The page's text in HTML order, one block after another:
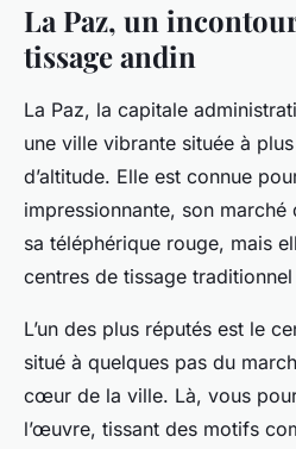
La Paz, un
tissage andin
La Paz, la capitale
une ville vibrante située à
d’altitude. Elle est connue
impressionnante, son
sa téléphérique rouge, mais
centres de tissage
L’un des plus réputés est le
situé à quelques pas du
cœur de la ville. Là, vous
l’œuvre, tissant des motifs